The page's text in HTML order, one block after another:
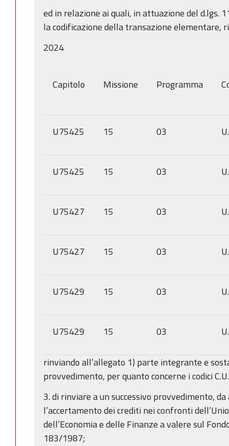
ed in relazione ai quali, in attuazione del d.lgs.
la codificazione della transazione elementare,
2024
Capitolo Missione Programma
U75425 15 03
U75425 15 03
U75427 15 03
U75427 15 03
U75429 15 03
U75429 15 03
rinviando all’allegato 1) parte integrante e
provvedimento, per quanto concerne i codici
3. di rinviare a un successivo provvedimento,
l’accertamento dei crediti nei confronti
dell’Economia e delle Finanze a valere sul
183/1987;